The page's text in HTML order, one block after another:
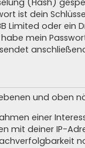
(Hash)
ist dein
Limited oder
mein
und oben
einer
mit deiner IP-